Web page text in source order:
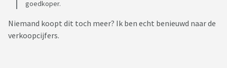
goedkoper.
Niemand koopt dit toch meer? Ik ben echt benieuwd naar de
verkoopcijfers.